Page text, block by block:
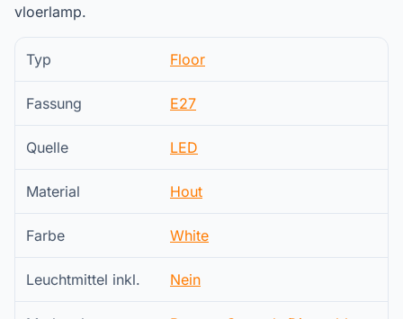
vloerlamp.
Typ Floor
Fassung E27
Quelle LED
Material Hout
Farbe White
Leuchtmittel inkl. Nein